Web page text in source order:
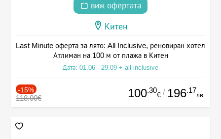
виж офертата
Китен
Last Minute оферта за лято: All Inclusive, реновиран хотел
Атлиман на 100 м от плажа в Китен
Дата: 01.06 - 29.09 + all inclusive
-15%
118.00€ 100.30
€ / 196.17
лв.